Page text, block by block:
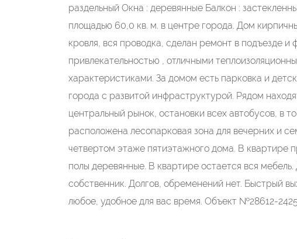
раздельный Окна : деревянные Балкон :
площадью 60,0 кв. м. в центре города. Дом
кровля, вся проводка, сделан ремонт в подъезде
привлекательностью , отличными
характеристиками. За домом есть парковка и
города с развитой инфраструктурой. Рядом
центральный рынок, остановки всех автобусов, в
расположена лесопарковая зона для вечерних и
четвертом этаже пятиэтажного дома. В квартире
полы деревянные. В квартире остается вся
собственник. Долгов, обременений нет. Быстрый
любое, удобное для вас время. Объект №28612-